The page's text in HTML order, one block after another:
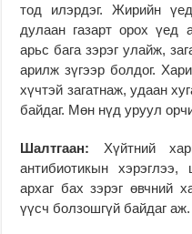
тод илэрдэг. Жирийн
дулаан газарт орох үед
арьс бага зэрэг улайж,
арилж зүгээр болдог.
хүчтэй загатнаж, удаан
байдаг. Мөн нүд уруул
Шалтгаан: Хүйтний
антибиотикын
архаг бах зэрэг өвчний
үүсч болзошгүй байдаг аж.